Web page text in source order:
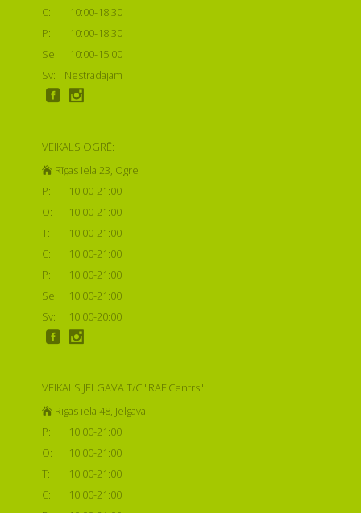
C:
10:00-18:30
P:
10:00-18:30
Se:
10:00-15:00
Sv:
Nestrādājam
VEIKALS OGRĒ:
Rīgas iela 23, Ogre
P:
10:00-21:00
O:
10:00-21:00
T:
10:00-21:00
C:
10:00-21:00
P:
10:00-21:00
Se:
10:00-21:00
Sv:
10:00-20:00
VEIKALS JELGAVĀ T/C "RAF Centrs":
Rīgas iela 48, Jelgava
P:
10:00-21:00
O:
10:00-21:00
T:
10:00-21:00
C:
10:00-21:00